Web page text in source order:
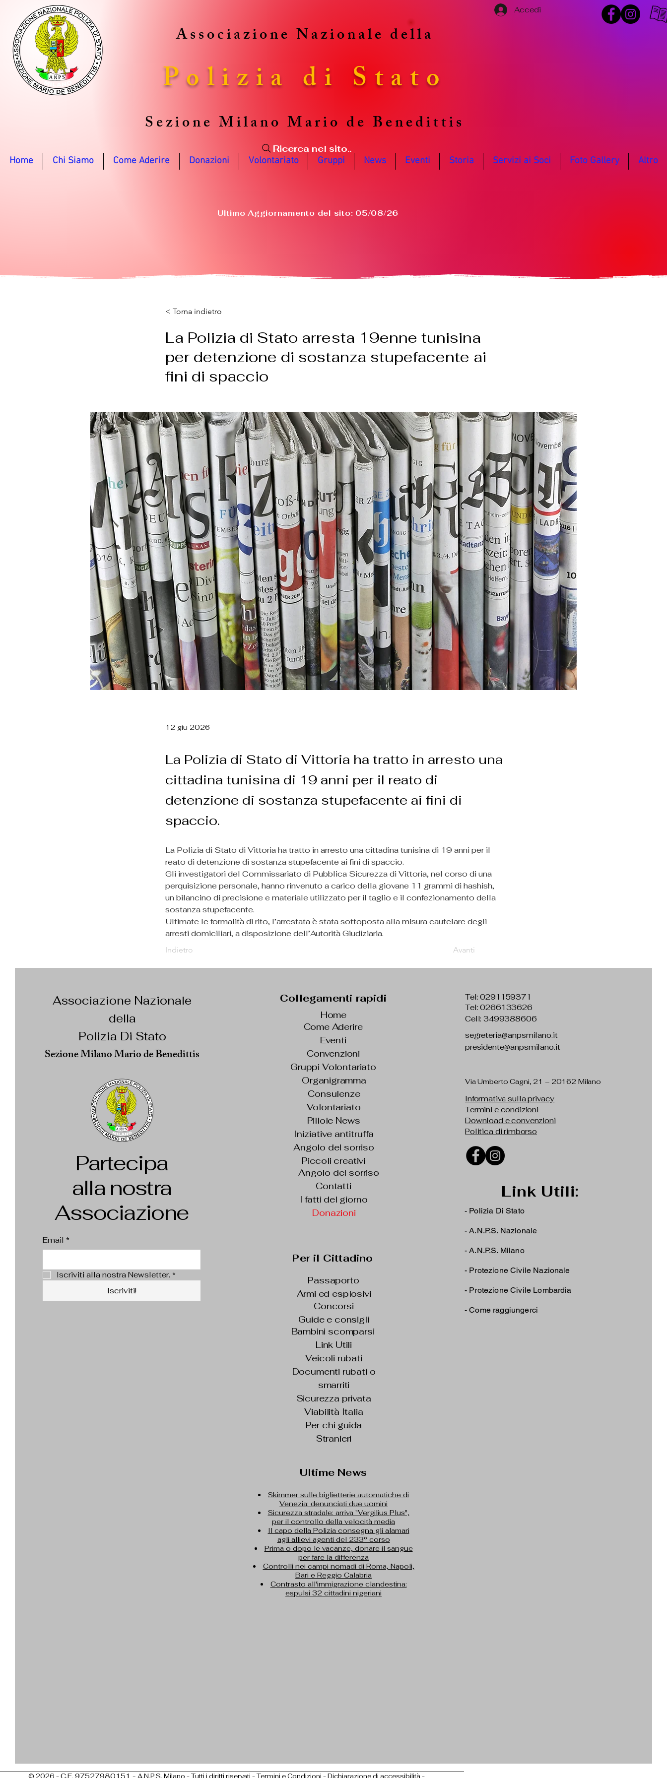
Accedi
Associazione Nazionale della
Polizia di Stato
Sezione Milano Mario de Benedittis
Ricerca nel sito..
Ultimo Aggiornamento del sito: 05/08/26
Home Chi Siamo Come Aderire Donazioni Volontariato Gruppi News Eventi Storia Servizi ai Soci Foto Gallery Altro
< Torna indietro
La Polizia di Stato arresta 19enne tunisina
per detenzione di sostanza stupefacente ai
fini di spaccio
12 giu 2026
La Polizia di Stato di Vittoria ha tratto in arresto una
cittadina tunisina di 19 anni per il reato di
detenzione di sostanza stupefacente ai fini di
spaccio.
La Polizia di Stato di Vittoria ha tratto in arresto una cittadina tunisina di 19 anni per il
reato di detenzione di sostanza stupefacente ai fini di spaccio.
Gli investigatori del Commissariato di Pubblica Sicurezza di Vittoria, nel corso di una
perquisizione personale, hanno rinvenuto a carico della giovane 11 grammi di hashish,
un bilancino di precisione e materiale utilizzato per il taglio e il confezionamento della
sostanza stupefacente.
Ultimate le formalità di rito, l’arrestata è stata sottoposta alla misura cautelare degli
arresti domiciliari, a disposizione dell’Autorità Giudiziaria.
Indietro Avanti
Associazione Nazionale
della
Polizia Di Stato
Sezione Milano Mario de Benedittis
Partecipa
alla nostra
Associazione
Email *
Iscriviti alla nostra Newsletter. *
Iscriviti!
Collegamenti rapidi
Come Aderire
Home
Eventi
Convenzioni
Gruppi Volontariato
Organigramma
Consulenze
Volontariato
Pillole News
Iniziative antitruffa
Angolo del sorriso
Angolo del sorriso
Piccoli creativi
Contatti
I fatti del giorno
Donazioni
Per il Cittadino
Passaporto
Armi ed esplosivi
Concorsi
Guide e consigli
Bambini scomparsi
Link Utili
Veicoli rubati
Documenti rubati o
smarriti
Sicurezza privata
Viabilità Italia
Per chi guida
Stranieri
Ultime News
Skimmer sulle biglietterie automatiche di
Venezia: denunciati due uomini
Sicurezza stradale: arriva "Vergilius Plus",
per il controllo della velocità media
Il capo della Polizia consegna gli alamari
agli allievi agenti del 233° corso
Prima o dopo le vacanze, donare il sangue
per fare la differenza
Controlli nei campi nomadi di Roma, Napoli,
Bari e Reggio Calabria
Contrasto all'immigrazione clandestina:
espulsi 32 cittadini nigeriani
Tel:0291159371
Tel: 0266133626
Cell: 3499388606
segreteria@anpsmilano.it
presidente@anpsmilano.it
Via Umberto Cagni, 21 – 20162 Milano
Informativa sulla privacy
Termini e condizioni
Download e convenzioni
Politica di rimborso
Link Utili:
- Polizia Di Stato
- A.N.P.S. Nazionale
-A.N.P.S. Milano
- Protezione Civile Nazionale
- Protezione Civile Lombardia
-Come raggiungerci
© 2026 -C.F. 97527980151 - A.N.P.S. Milano - Tutti i diritti riservati -Termini e Condizioni -Dichiarazione di accessibilità -